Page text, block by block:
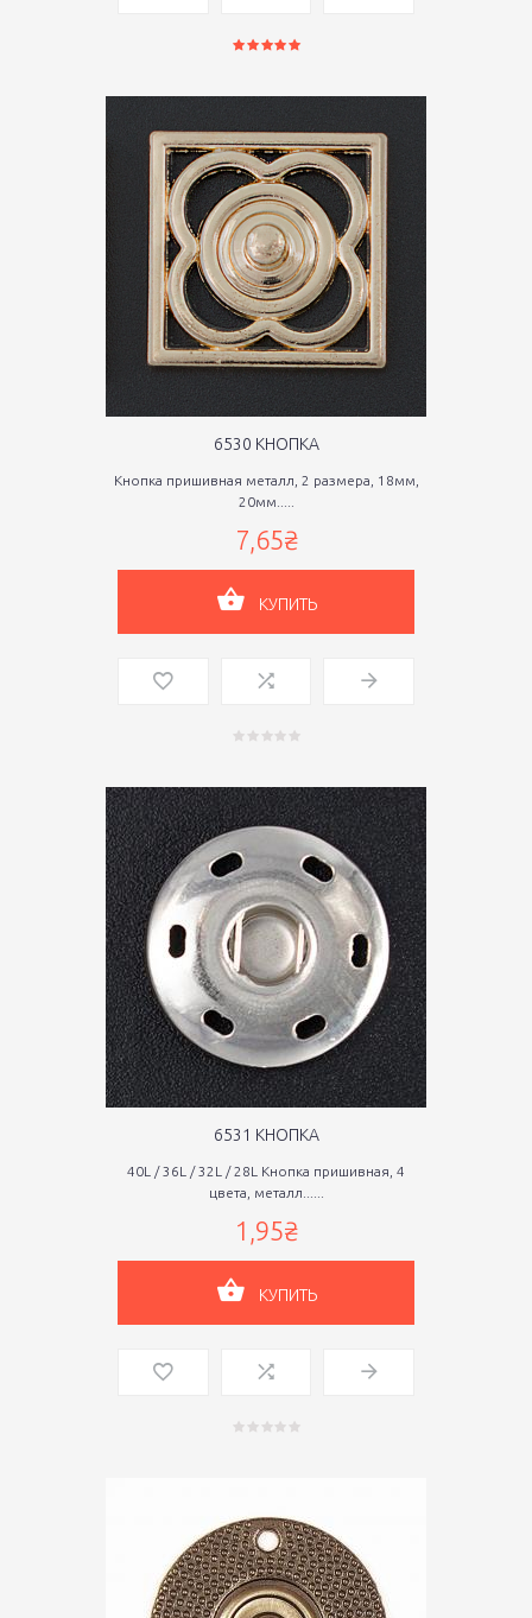
6530 КНОПКА
Кнопка пришивная металл, 2 размера, 18мм,
20мм.....
7,65₴
КУПИТЬ
6531 КНОПКА
40L / 36L / 32L / 28L Кнопка пришивная, 4
цвета, металл......
1,95₴
КУПИТЬ